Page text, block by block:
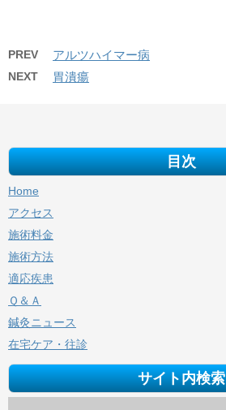
PREV アルツハイマー病
NEXT 胃潰瘍
目次
Home
アクセス
施術料金
施術方法
適応疾患
Ｑ＆Ａ
鍼灸ニュース
在宅ケア・往診
サイト内検索